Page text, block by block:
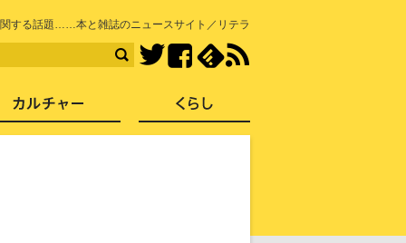
する話題……本と雑誌のニュースサイト／リテラ
TwitterFacebook
社会